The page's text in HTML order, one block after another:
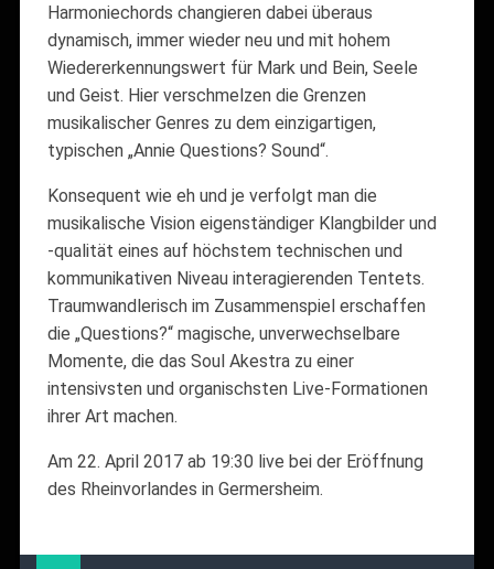
Harmoniechords changieren dabei überaus
dynamisch, immer wieder neu und mit hohem
Wiedererkennungswert für Mark und Bein, Seele
und Geist. Hier verschmelzen die Grenzen
musikalischer Genres zu dem einzigartigen,
typischen „Annie Questions? Sound“.
Konsequent wie eh und je verfolgt man die
musikalische Vision eigenständiger Klangbilder und
-qualität eines auf höchstem technischen und
kommunikativen Niveau interagierenden Tentets.
Traumwandlerisch im Zusammenspiel erschaffen
die „Questions?“ magische, unverwechselbare
Momente, die das Soul Akestra zu einer
intensivsten und organischsten Live-Formationen
ihrer Art machen.
Am 22. April 2017 ab 19:30 live bei der Eröffnung
des Rheinvorlandes in Germersheim.